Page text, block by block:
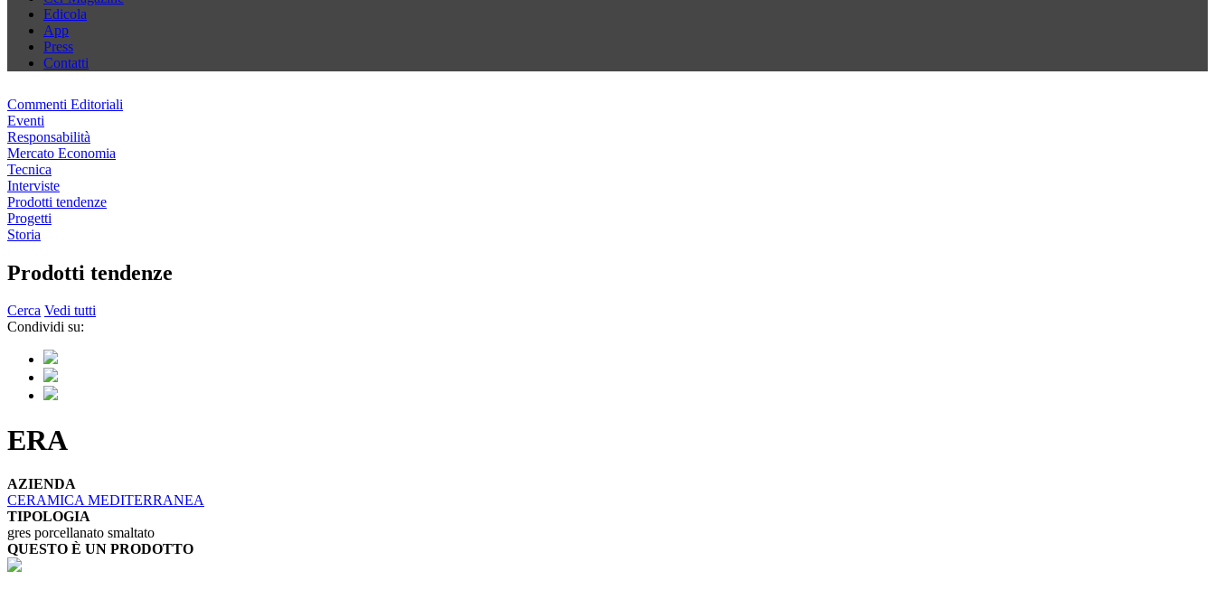
Edicola
App
Press
Contatti
Commenti Editoriali
Eventi
Responsabilità
Mercato Economia
Tecnica
Interviste
Prodotti tendenze
Progetti
Storia
Prodotti tendenze
Cerca Vedi tutti
Condividi su:
ERA
AZIENDA
CERAMICA MEDITERRANEA
TIPOLOGIA
gres porcellanato smaltato
QUESTO È UN PRODOTTO